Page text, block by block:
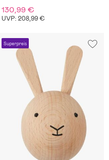
130,99 €
UVP: 208,99 €
Superpreis